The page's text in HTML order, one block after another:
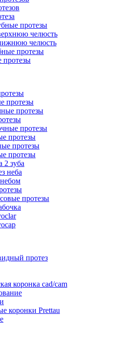
протезы
челюсть
челюсть
протезы
протезы
протезы
протезы
протезы
протезы
протезы
протезы
2 зуба
неба
протезы
протез
коронка cad/cam
коронки Prettau